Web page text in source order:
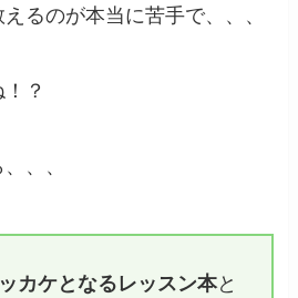
るのが本当に苦手で、、、
？
、、
カケとなるレッスン本と